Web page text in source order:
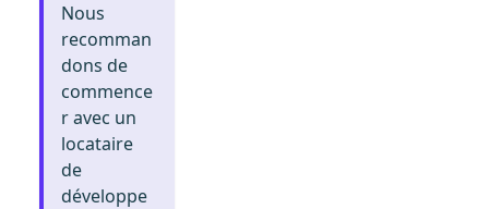
Nous
recomman
dons de
commence
r avec un
locataire
de
développe